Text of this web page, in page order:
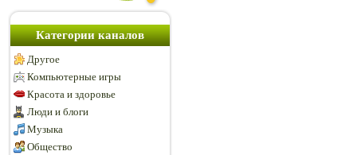
Категории каналов
Другое
Компьютерные игры
Красота и здоровье
Люди и блоги
Музыка
Общество